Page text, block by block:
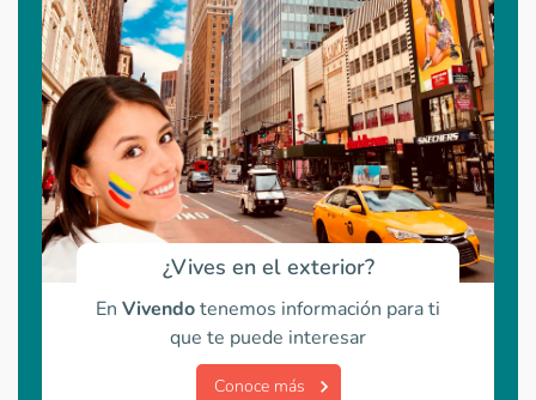
¿Vives en el exterior?
En Vivendotenemos información para ti
que te puede interesar
Conoce más